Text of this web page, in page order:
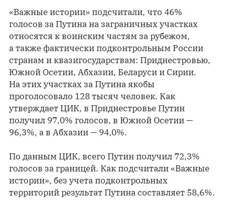
«Важные истории» подсчитали, что 46%
голосов за Путина на заграничных участках
относятся к воинским частям за рубежом,
а также фактически подконтрольным России
странам и квазигосударствам: Приднестровью,
Южной Осетии, Абхазии, Беларуси и Сирии.
На этих участках за Путина якобы
проголосовало 128 тысяч человек. Как
утверждает ЦИК, в Приднестровье Путин
получил 97,0% голосов, в Южной Осетии —
96,3%, а в Абхазии — 94,0%.
По данным ЦИК, всего Путин получил 72,3%
голосов за границей. Как подсчитали «Важные
истории», без учета подконтрольных
территорий результат Путина составляет 58,6%.